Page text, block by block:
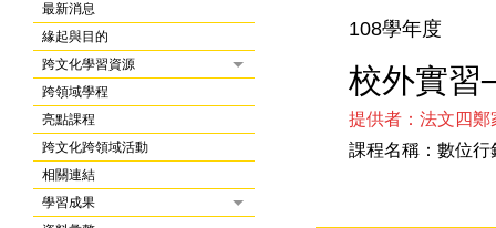
最新消息
緣起與目的
跨文化學習資源
跨領域學程
亮點課程
跨文化跨領域活動
相關連結
學習成果
108學年度
校外實習
提供者：法文四鄭
課程名稱：數位